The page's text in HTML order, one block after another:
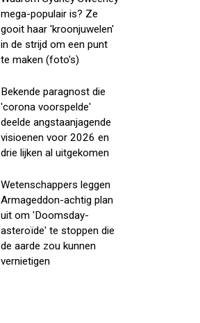
mega-populair is? Ze
gooit haar 'kroonjuwelen'
in de strijd om een punt
te maken (foto's)
Bekende paragnost die
'corona voorspelde'
deelde angstaanjagende
visioenen voor 2026 en
drie lijken al uitgekomen
Wetenschappers leggen
Armageddon-achtig plan
uit om 'Doomsday-
asteroïde' te stoppen die
de aarde zou kunnen
vernietigen